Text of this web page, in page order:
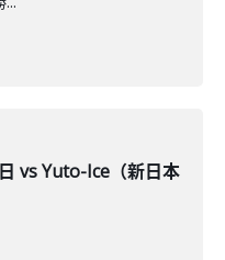
vs Yuto-Ice（新日本